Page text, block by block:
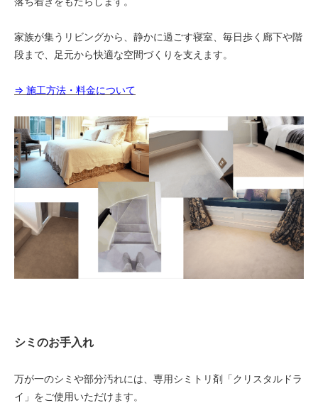
家族が集うリビングから、静かに過ごす寝室、毎日歩く廊下や階
段まで、足元から快適な空間づくりを支えます。
⇒ 施工方法・料金について
シミのお手入れ
万が一のシミや部分汚れには、専用シミトリ剤「クリスタルドラ
イ」をご使用いただけます。